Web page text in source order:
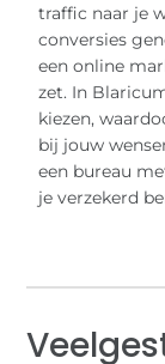
traffic naar je
conversies
een online
zet. In
kiezen,
bij jouw
een bureau
je verzekerd